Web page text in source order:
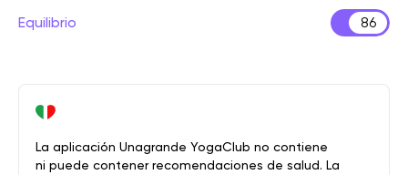
Equilibrio 86
La aplicación Unagrande YogaClub no contiene
ni puede contener recomendaciones de salud. La